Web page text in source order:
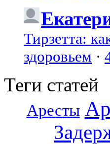
Тирзетта:
здоровьем ·
Теги статей
Аресты